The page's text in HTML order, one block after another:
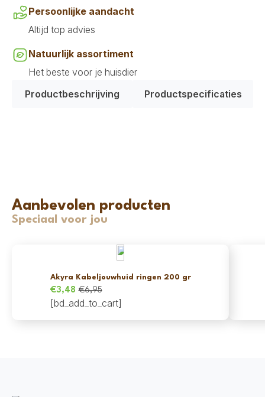
Persoonlijke aandacht
Altijd top advies
Natuurlijk assortiment
Het beste voor je huisdier
Productbeschrijving
Productspecificaties
Aanbevolen producten
Speciaal voor jou
Akyra Kabeljouwhuid ringen 200 gr
€6,95
Oorspronkelijke
prijs
€3,48
Huidige
prijs
[bd_add_to_cart]